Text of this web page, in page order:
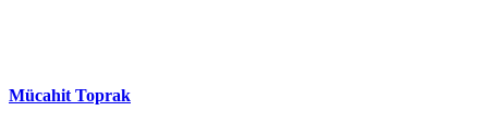
Mücahit Toprak